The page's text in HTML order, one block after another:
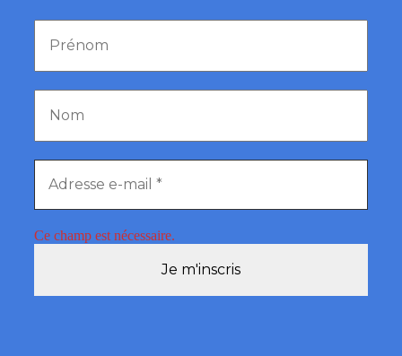
Ce champ est nécessaire.